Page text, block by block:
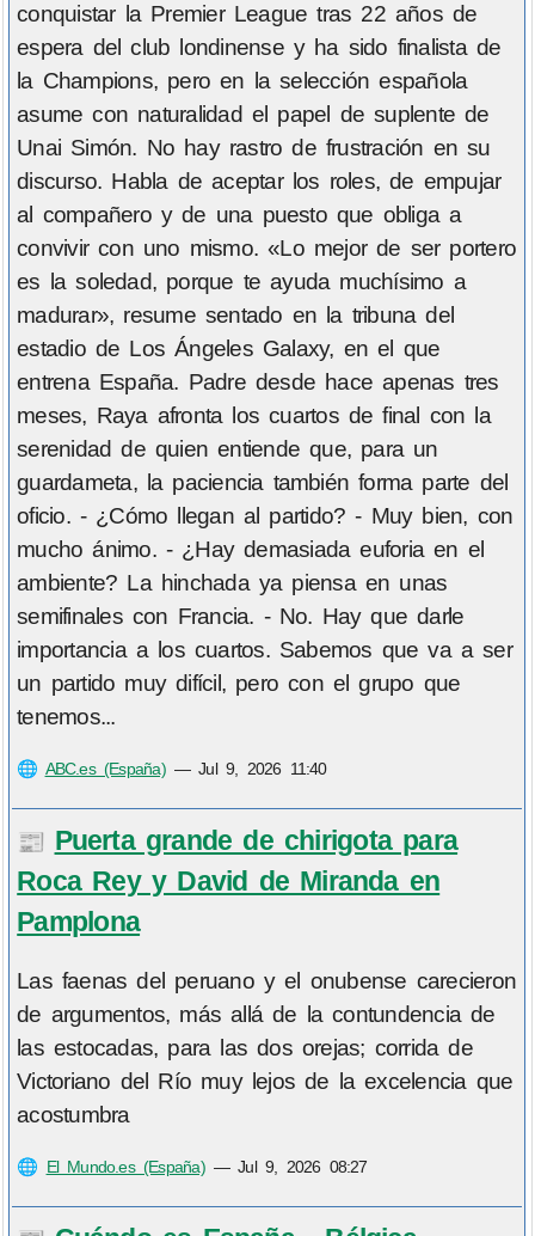
conquistar la Premier League tras 22 años de
espera del club londinense y ha sido finalista de
la Champions, pero en la selección española
asume con naturalidad el papel de suplente de
Unai Simón. No hay rastro de frustración en su
discurso. Habla de aceptar los roles, de empujar
al compañero y de una puesto que obliga a
convivir con uno mismo. «Lo mejor de ser portero
es la soledad, porque te ayuda muchísimo a
madurar», resume sentado en la tribuna del
estadio de Los Ángeles Galaxy, en el que
entrena España. Padre desde hace apenas tres
meses, Raya afronta los cuartos de final con la
serenidad de quien entiende que, para un
guardameta, la paciencia también forma parte del
oficio. - ¿Cómo llegan al partido? - Muy bien, con
mucho ánimo. - ¿Hay demasiada euforia en el
ambiente? La hinchada ya piensa en unas
semifinales con Francia. - No. Hay que darle
importancia a los cuartos. Sabemos que va a ser
un partido muy difícil, pero con el grupo que
tenemos...
🌐 ABC.es (España)—Jul 9, 2026 11:40
📰 Puerta grande de chirigota para
Roca Rey y David de Miranda en
Pamplona
Las faenas del peruano y el onubense carecieron
de argumentos, más allá de la contundencia de
las estocadas, para las dos orejas; corrida de
Victoriano del Río muy lejos de la excelencia que
acostumbra
🌐 El Mundo.es (España)—Jul 9, 2026 08:27